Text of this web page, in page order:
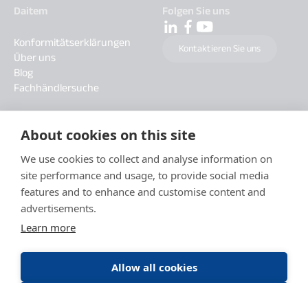
About cookies on this site
We use cookies to collect and analyse information on
site performance and usage, to provide social media
features and to enhance and customise content and
advertisements.
Learn more
Allow all cookies
Daitem
Konformitätserklärungen
Über uns
Blog
Fachhändlersuche
Folgen Sie uns
Kontaktieren Sie uns